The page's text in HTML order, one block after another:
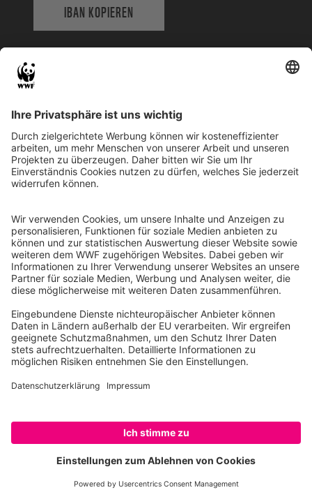
IBAN KOPIEREN
WWF Deutschland
Reinhardtstr. 18
10117 Berlin
Tel.: 030-311 777 700
Ihre Spende kann steuerlich geltend gemacht werden
Registriert als Stiftung WWF Deutschland, Senatsverwaltung für
Justiz Berlin, Az: 3416/976/2
Umsatzsteuer-Identifikationsnummer: DE 114236103
Freistellungsbescheid: Als gemeinnützige Körperschaft befreit
von der Körperschaftssteuer gem. §5 I 9 KStg. unter der
Steuernummer 27/641/09321
© WWF Deutschland 2026